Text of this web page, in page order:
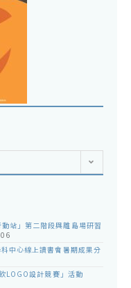
站」第二階段與離島場研習
中心線上讀書會暑期成果分
LOGO設計競賽」活動